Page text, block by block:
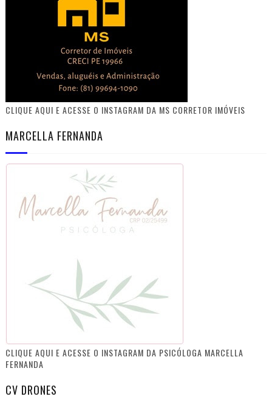
CLIQUE AQUI E ACESSE O INSTAGRAM DA MS CORRETOR IMÓVEIS
MARCELLA FERNANDA
CLIQUE AQUI E ACESSE O INSTAGRAM DA PSICÓLOGA MARCELLA
FERNANDA
CV DRONES